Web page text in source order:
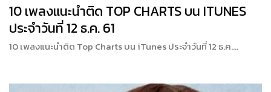
10 เพลงแนะนำติด TOP CHARTS บน ITUNES
ประจำวันที่ 12 ธ.ค. 61
10 เพลงแนะนำติด Top Charts บน iTunes ประจำวันที่ 12 ธ.ค….